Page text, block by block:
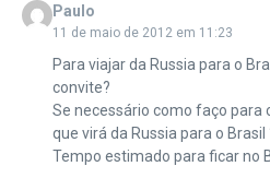
Paulo
11 de maio de 2012 em 11:23
Para viajar da Russia para o
convite?
Se necessário como faço para
que virá da Russia para o Brasil
Tempo estimado para ficar no